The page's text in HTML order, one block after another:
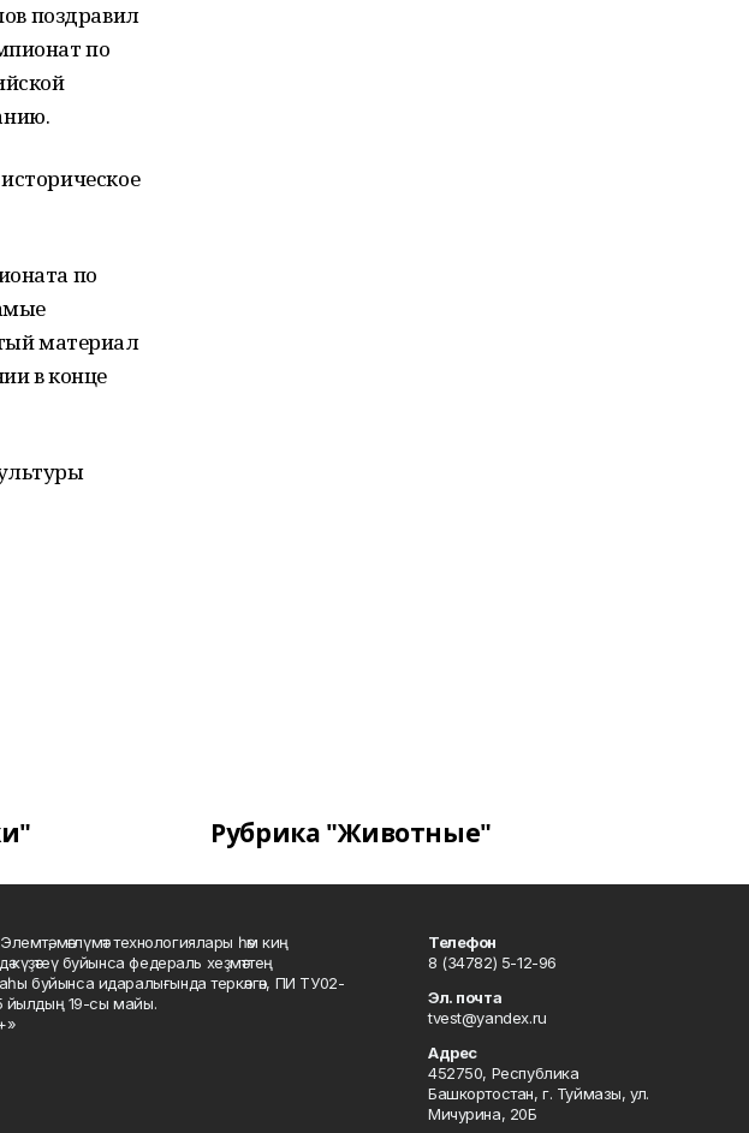
поздравил
по
по
материал
в конце
Рубрика "Животные"
мәғлүмәт технологиялары һәм киң
күҙәтеү буйынса федераль хеҙмәттең
буйынса идаралығында теркәлгән, ПИ ТУ02-
йылдың 19-сы майы.
Телефон
8 (34782) 5-12-96
Эл. почта
tvest@yandex.ru
Адрес
452750, Республика
Башкортостан, г. Туймазы, ул.
Мичурина, 20Б